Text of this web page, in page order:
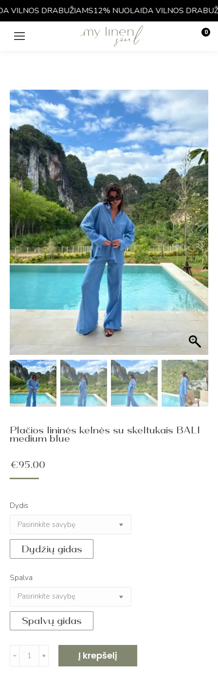
DRABUŽIAMS12% NUOLAIDA VILNOS
0
Plačios lininės kelnės su skeltukais BALI
medium blue
€95.00
Dydis
Dydžių gidas
Spalva
Spalvų gidas
produkto
kiekis:
﹣ ﹢ Į krepšelį